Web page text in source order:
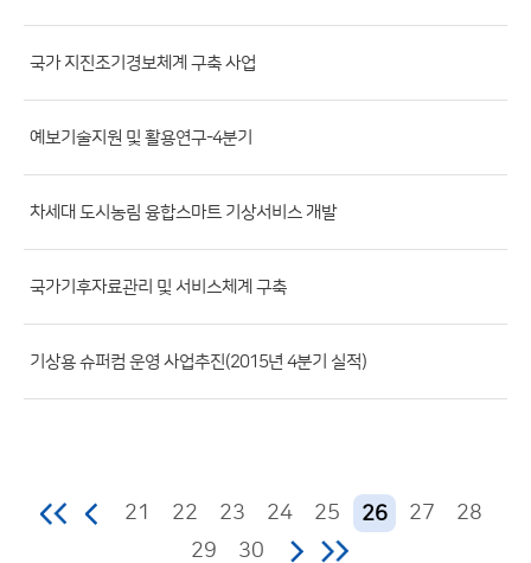
일,
록
일,
조
국가 지진조기경보체계 구축 사업
예보기술지원 및 활용연구-4분기
차세대 도시농림 융합스마트 기상서비스 개발
국가기후자료관리 및 서비스체계 구축
기상용 슈퍼컴 운영 사업추진(2015년 4분기 실적)
21 22 23 24 25 26 27
28
29
30